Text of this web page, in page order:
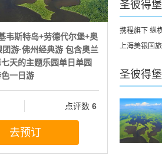
韦斯特岛+劳德代尔堡+奥
游·佛州经典游 包含奥兰
天的主题乐园单日单园
一日游
点评数 6
去预订
圣彼得堡
携程旗下 纵
上海美银国旅
圣彼得堡